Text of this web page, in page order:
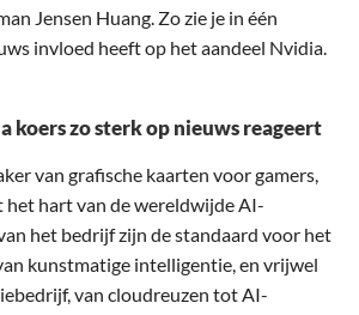
Jensen Huang. Zo zie je in één
invloed heeft op het aandeel Nvidia.
koers zo sterk op nieuws reageert
van grafische kaarten voor gamers,
het hart van de wereldwijde AI-
het bedrijf zijn de standaard voor het
kunstmatige intelligentie, en vrijwel
van cloudreuzen tot AI-